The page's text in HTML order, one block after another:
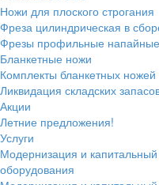
Ножи для плоского строгания
Фреза цилиндрическая в
Фрезы профильные
Бланкетные ножи
Комплекты бланкетных
Ликвидация складских
Акции
Летние предложения!
Услуги
Модернизация и
оборудования